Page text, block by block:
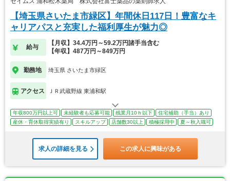
【埼玉県さいたま市緑区】年間休日117日！豊富なキ
ャリアパスと充実した福利厚生が魅力◎
給与
【月収】34.4万円～59.2万円諸手当含む
【年収】487万円～849万円
勤務地 埼玉県 さいたま市緑区
アクセス ＪＲ武蔵野線 東浦和駅
年収800万円以上可 未経験者も応募可能 残業月10ｈ以下
住宅補助（手当）あり
産休・育休取得実績有り
スキルアップ 店舗数30以上 積極採用中 夏～秋入職可
求人の詳細を見る この求人に興味がある